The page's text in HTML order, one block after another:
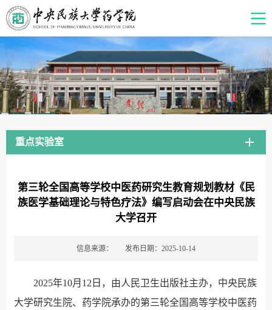
重点实验室
第三轮全国高等学校中医药研究生教育规划教材《民
族医学基础理论与特色疗法》编写启动会在中央民族
大学召开
信息来源： 发布日期：2025-10-14
2025年10月12日，由人民卫生出版社主办，中央民族
大学研究生院、药学院承办的第三轮全国高等学校中医药